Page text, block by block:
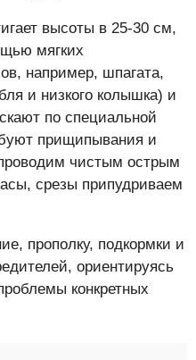
высоты в 25-30 см,
мягких
например, шпагата,
и низкого колышка) и
по специальной
прищипывания и
чистым острым
срезы припудриваем
прополку, подкормки и
ориентируясь
конкретных